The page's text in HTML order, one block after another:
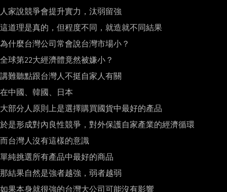
人家說競爭會提升實力，汰弱留強
這道理是真的，但程度不同，就造就不同結果
為什麼台灣公司常會說台灣市場小？
全球第22大經濟體竟然被嫌小？
講難聽點跟台灣人不挺自家人有關
在中國、韓國、日本
大部分人原則上是選擇購買國貨中最好的產品
於是形成對內良性競爭，對外保護自家產業的經濟循環
而台灣人沒有這樣的意識
單純挑選所有產品中最好的商品
那結果自然是強者越強，弱者越弱
如果本身就很強的台灣大公司可能沒有影響